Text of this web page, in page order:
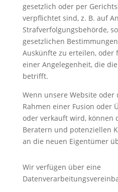
gesetzlich oder per
verpflichtet sind, z. B. auf
Strafverfolgungsbehörde,
gesetzlichen
Auskünfte zu erteilen,
einer Angelegenheit, die
betrifft.
Wenn unsere Website
Rahmen einer Fusion oder
oder verkauft wird, können
Beratern und potenziellen
an die neuen Eigentümer
Wir verfügen über eine